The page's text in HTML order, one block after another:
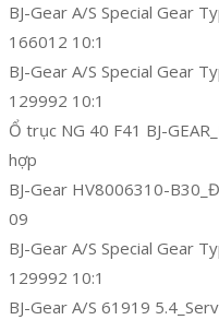
BJ-Gear A/S Special Gear
166012 10:1
BJ-Gear A/S Special Gear
129992 10:1
Ổ trục NG 40 F41 BJ-
hợp
BJ-Gear HV8006310-
09
BJ-Gear A/S Special Gear
129992 10:1
BJ-Gear A/S 61919